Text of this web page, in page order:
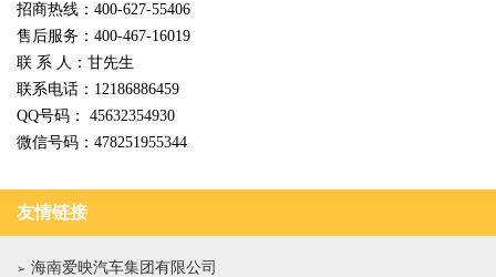
招商热线：400-627-55406
售后服务：400-467-16019
联 系 人：甘先生
联系电话：12186886459
QQ号码： 45632354930
微信号码：478251955344
友情链接
海南爱映汽车集团有限公司